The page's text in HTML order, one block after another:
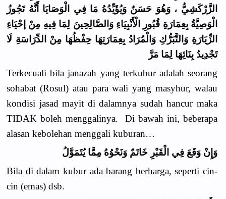
الزَّرْكَشِيُّ ، وَهُوَ حَسَنٌ وَيُؤَيِّدُهُ مَا فِي الْوَصَايَا أَنَّهُ تَجُوزُ
الْوَصِيَّةُ بِعِمَارَةِ قُبُورِ الْأَنْبِيَاءِ وَالصَّالِحِينَ لِمَا فِيهِ مِنْ إحْيَاءِ
الزِّيَارَةِ وَالتَّبَرُّكِ وَالْمُرَادُ بِعِمَارَتِهَا حِفْظُهَا مِنْ الدِّرَاسَةِ لَا
تَجْدِيدُ بِنَائِهَا لِمَا مَرَّ
Terkecuali bila janazah yang terkubur adalah seorang
sohabat (Rosul) atau para wali yang masyhur, walau
kondisi jasad mayit di dalamnya sudah hancur maka
TIDAK boleh menggalinya. Di bawah ini, beberapa
alasan kebolehan menggali kuburan…
وَإِنْ وَقَعَ فِي الْقَبْرِ خَاتَمٌ وَنَحْوُهُ مِمَّا يُتَمَوَّلُ
Bila di dalam kubur ada barang berharga, seperti cin-
cin (emas) dsb.